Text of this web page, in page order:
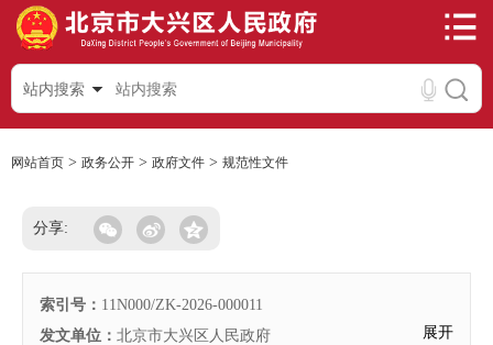
站内搜索
网站首页 > 政务公开 > 政府文件 > 规范性文件
分享:
索引号： 11N000/ZK-2026-000011
发文单位： 北京市大兴区人民政府 展开